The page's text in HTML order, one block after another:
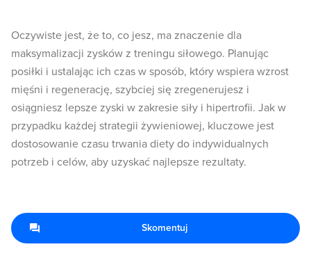
Oczywiste jest, że to, co jesz, ma znaczenie dla
maksymalizacji zysków z treningu siłowego. Planując
posiłki i ustalając ich czas w sposób, który wspiera wzrost
mięśni i regenerację, szybciej się zregenerujesz i
osiągniesz lepsze zyski w zakresie siły i hipertrofii. Jak w
przypadku każdej strategii żywieniowej, kluczowe jest
dostosowanie czasu trwania diety do indywidualnych
potrzeb i celów, aby uzyskać najlepsze rezultaty.
Skomentuj